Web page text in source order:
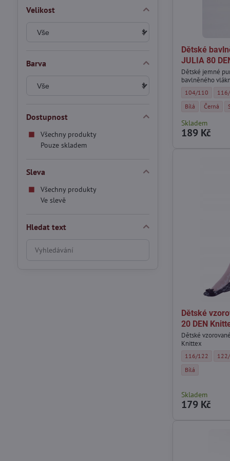
Dětské
JULIA 80
Dětské jemné
bavlněného
Dětské
104/110
Dětské
Bílá Dětské
Černá
Skladem
189 Kč
Dětské
20 DEN
Dětské
Knittex
Dětské
116/122
Dětské
Bílá
Skladem
179 Kč
Velikost
Barva
Dostupnost
Všechny produkty
Pouze skladem
Sleva
Všechny produkty
Ve slevě
Hledat text
Prohledat
výsledky